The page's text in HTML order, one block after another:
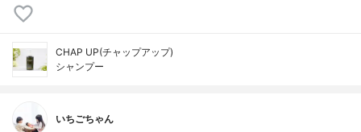
CHAP UP(チャップアップ)
シャンプー
いちごちゃん